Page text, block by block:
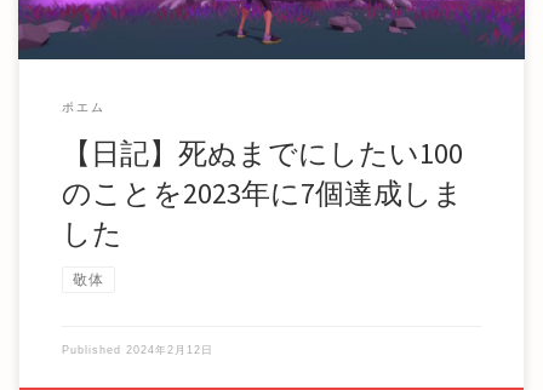
ポエム
【日記】死ぬまでにしたい100
のことを2023年に7個達成しま
した
敬体
Published 2024年2月12日